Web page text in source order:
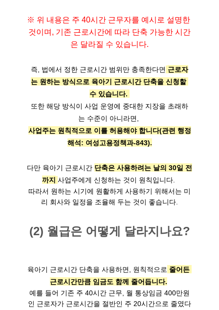
※ 위 내용은 주 40시간 근무자를 예시로 설명한
것이며, 기존 근로시간에 따라 단축 가능한 시간
은 달라질 수 있습니다.
즉, 법에서 정한 근로시간 범위만 충족한다면 근로자
는 원하는 방식으로 육아기 근로시간 단축을 신청할
수 있습니다.
또한 해당 방식이 사업 운영에 중대한 지장을 초래하
는 수준이 아니라면,
사업주는 원칙적으로 이를 허용해야 합니다(관련 행정
해석: 여성고용정책과-843).
다만 육아기 근로시간 단축은 사용하려는 날의 30일 전
까지 사업주에게 신청하는 것이 원칙입니다.
따라서 원하는 시기에 원활하게 사용하기 위해서는 미
리 회사와 일정을 조율해 두는 것이 좋습니다.
(2) 월급은 어떻게 달라지나요?
육아기 근로시간 단축을 사용하면, 원칙적으로 줄어든
근로시간만큼 임금도 함께 줄어듭니다.
예를 들어 기존 주 40시간 근무, 월 통상임금 400만원
인 근로자가 근로시간을 절반인 주 20시간으로 줄였다